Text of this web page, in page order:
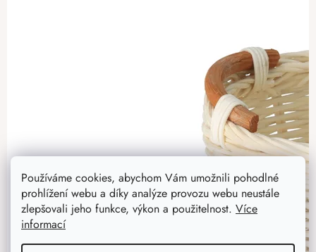
Používáme cookies, abychom Vám umožnili pohodlné
prohlížení webu a díky analýze provozu webu neustále
zlepšovali jeho funkce, výkon a použitelnost. Více
informací